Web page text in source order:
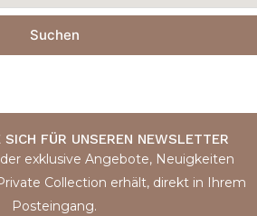
Suchen
SICH FÜR UNSEREN NEWSLETTER
exklusive Angebote, Neuigkeiten
Collection erhält, direkt in Ihrem
Posteingang.